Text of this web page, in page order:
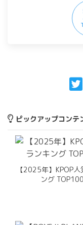
ピックアップコンテ
【2025年】KPOP
ング TOP100